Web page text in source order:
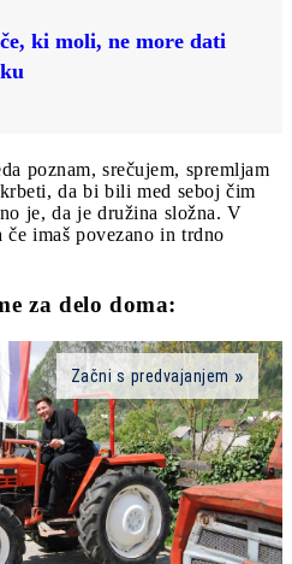
ki moli, ne more dati
poznam, srečujem, spremljam
da bi bili med seboj čim
je, da je družina složna. V
imaš povezano in trdno
za delo doma:
Začni s predvajanjem